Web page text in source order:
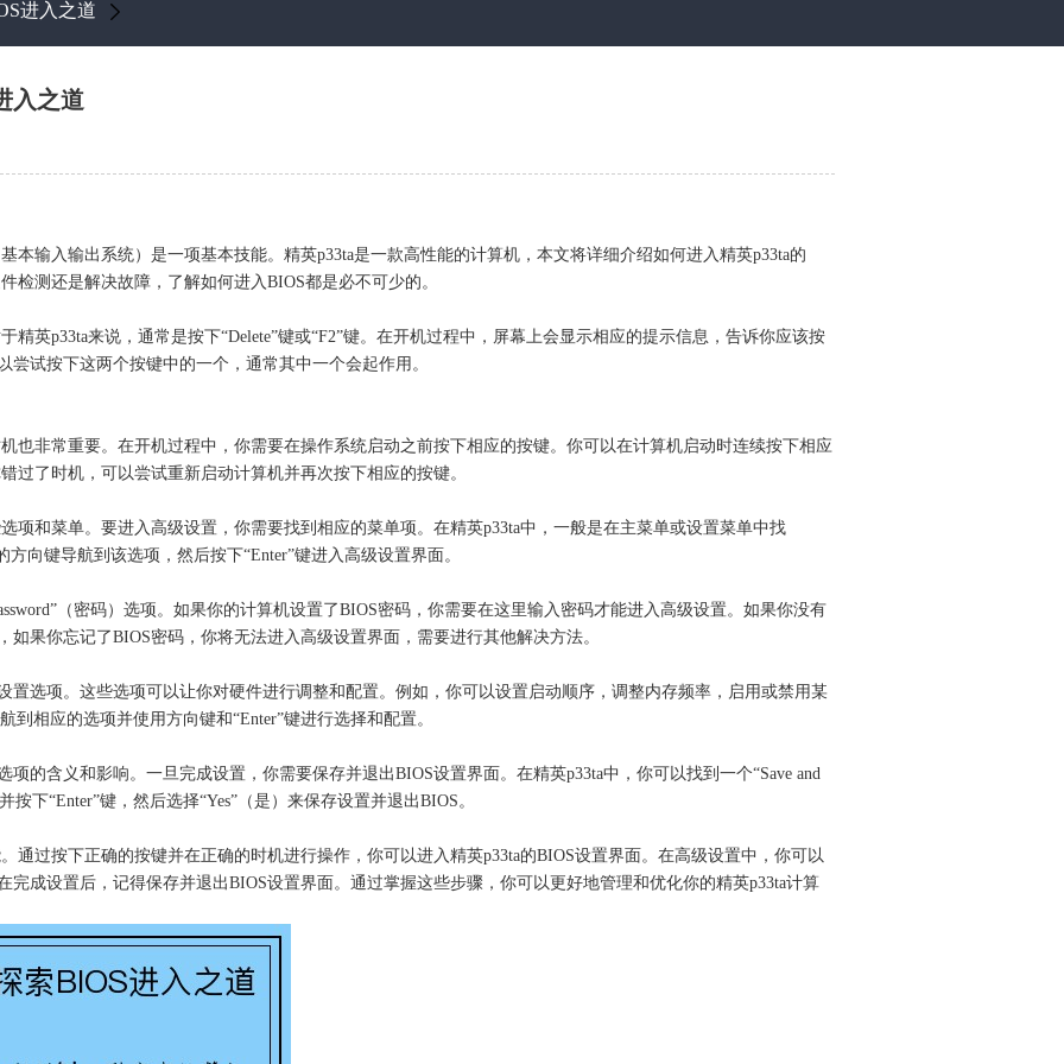
进入之道
入之道
本输入输出系统）是一项基本技能。精英p33ta是一款高性能的计算机，本文将详细介绍如何进入精英p33ta的
检测还是解决故障，了解如何进入BIOS都是必不可少的。
精英p33ta来说，通常是按下“Delete”键或“F2”键。在开机过程中，屏幕上会显示相应的提示信息，告诉你应该按
试按下这两个按键中的一个，通常其中一个会起作用。
也非常重要。在开机过程中，你需要在操作系统启动之前按下相应的按键。你可以在计算机启动时连续按下相应
过了时机，可以尝试重新启动计算机并再次按下相应的按键。
项和菜单。要进入高级设置，你需要找到相应的菜单项。在精英p33ta中，一般是在主菜单或设置菜单中找
方向键导航到该选项，然后按下“Enter”键进入高级设置界面。
（密码）选项。如果你的计算机设置了BIOS密码，你需要在这里输入密码才能进入高级设置。如果你没有
果你忘记了BIOS密码，你将无法进入高级设置界面，需要进行其他解决方法。
置选项。这些选项可以让你对硬件进行调整和配置。例如，你可以设置启动顺序，调整内存频率，启用或禁用某
到相应的选项并使用方向键和“Enter”键进行选择和配置。
的含义和影响。一旦完成设置，你需要保存并退出BIOS设置界面。在精英p33ta中，你可以找到一个“Save and
下“Enter”键，然后选择“Yes”（是）来保存设置并退出BIOS。
通过按下正确的按键并在正确的时机进行操作，你可以进入精英p33ta的BIOS设置界面。在高级设置中，你可以
完成设置后，记得保存并退出BIOS设置界面。通过掌握这些步骤，你可以更好地管理和优化你的精英p33ta计算